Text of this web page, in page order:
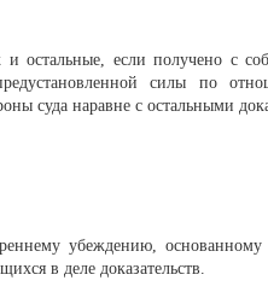
и остальные, если получено с
силы по
суда наравне с остальными
убеждению, основанному
в деле доказательств.